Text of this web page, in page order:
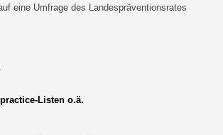
eine Umfrage des Landespräventionsrates
Listen o.ä.